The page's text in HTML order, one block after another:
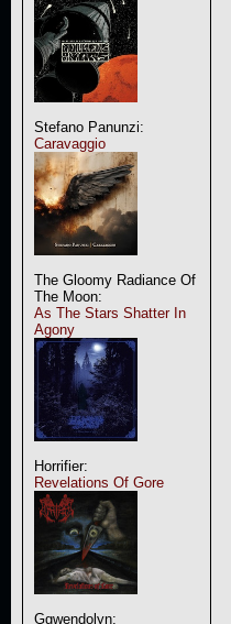
Stefano Panunzi:
Caravaggio
The Gloomy Radiance Of
The Moon:
As The Stars Shatter In
Agony
Horrifier:
Revelations Of Gore
Ggwendolyn: